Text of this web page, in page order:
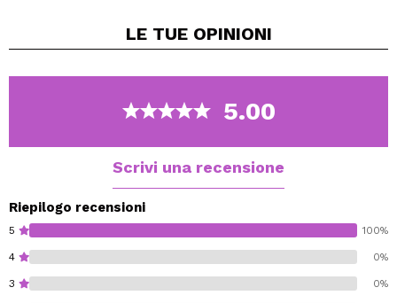
combinazione con il tuo rossetto preferito.
combinarle come preferisci.
LE TUE OPINIONI
5.00
Scrivi una recensione
Riepilogo recensioni
5 100%
4 0%
3 0%